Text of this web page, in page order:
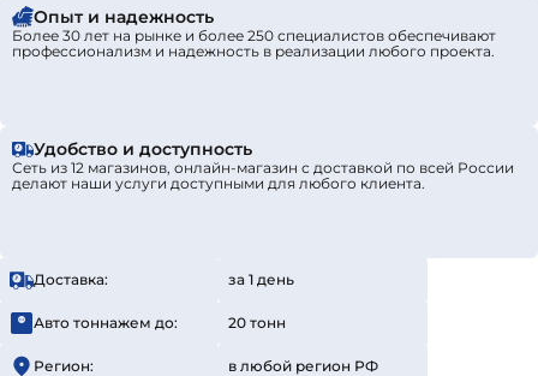
Опыт и надежность
Более 30 лет на рынке и более 250 специалистов обеспечивают
профессионализм и надежность в реализации любого проекта.
Удобство и доступность
Сеть из 12 магазинов, онлайн-магазин с доставкой по всей России
делают наши услуги доступными для любого клиента.
Доставка: за 1 день
Авто тоннажем до: 20 тонн
Регион: в любой регион РФ